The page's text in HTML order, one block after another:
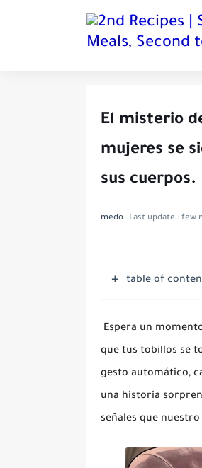
El misterio
mujeres se
sus cuerpos.
medo Last update : few
table of
Espera un
que tus tobillos se
gesto automático,
una historia
señales que